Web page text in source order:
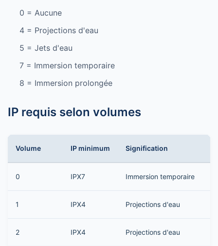
0 = Aucune
4 = Projections d'eau
5 = Jets d'eau
7 = Immersion temporaire
8 = Immersion prolongée
IP requis selon volumes
Volume IP minimum Signification
0 IPX7 Immersion temporaire
1 IPX4 Projections d'eau
2 IPX4 Projections d'eau